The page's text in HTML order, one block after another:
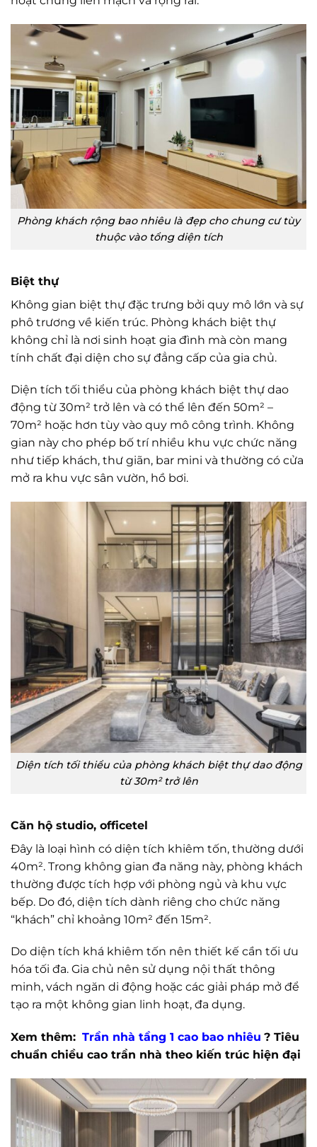
Phòng khách rộng bao nhiêu là đẹp cho chung cư tùy
thuộc vào tổng diện tích
Biệt thự
Không gian biệt thự đặc trưng bởi quy mô lớn và sự
phô trương về kiến trúc. Phòng khách biệt thự
không chỉ là nơi sinh hoạt gia đình mà còn mang
tính chất đại diện cho sự đẳng cấp của gia chủ.
Diện tích tối thiểu của phòng khách biệt thự dao
động từ 30m² trở lên và có thể lên đến 50m² –
70m² hoặc hơn tùy vào quy mô công trình. Không
gian này cho phép bố trí nhiều khu vực chức năng
như tiếp khách, thư giãn, bar mini và thường có cửa
mở ra khu vực sân vườn, hồ bơi.
Diện tích tối thiểu của phòng khách biệt thự dao động
từ 30m² trở lên
Căn hộ studio, officetel
Đây là loại hình có diện tích khiêm tốn, thường dưới
40m². Trong không gian đa năng này, phòng khách
thường được tích hợp với phòng ngủ và khu vực
bếp. Do đó, diện tích dành riêng cho chức năng
“khách” chỉ khoảng 10m² đến 15m².
Do diện tích khá khiêm tốn nên thiết kế cần tối ưu
hóa tối đa. Gia chủ nên sử dụng nội thất thông
minh, vách ngăn di động hoặc các giải pháp mở để
tạo ra một không gian linh hoạt, đa dụng.
Xem thêm: Trần nhà tầng 1 cao bao nhiêu ? Tiêu
chuẩn chiều cao trần nhà theo kiến trúc hiện đại